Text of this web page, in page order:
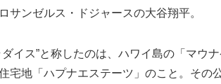
サンゼルス・ドジャースの大谷翔平。
イス”と称したのは、ハワイ島の「マウ
宅地「ハプナエステーツ」のこと。その